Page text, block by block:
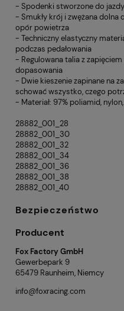
- Spodenki stworzone do
- Smukły krój i zwężana dolna
opór powietrza
- Techniczny elastyczny
podczas pedałowania
- Regulowana talia z
dopasowania
- Dwie kieszenie zapinane na
schować wszystko, czego
- Materiał: 97% poliamid,
28882_001_28
28882_001_30
28882_001_32
28882_001_34
28882_001_36
28882_001_38
28882_001_40
Bezpieczeństwo
Producent
Fox Factory GmbH
Gewerbepark 9
65479 Raunheim, Niemcy
info@foxracing.com